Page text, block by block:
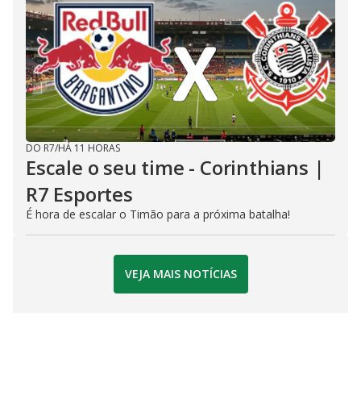
DO R7/HÁ 11 HORAS
Escale o seu time - Corinthians |
R7 Esportes
É hora de escalar o Timão para a próxima batalha!
VEJA MAIS NOTÍCIAS